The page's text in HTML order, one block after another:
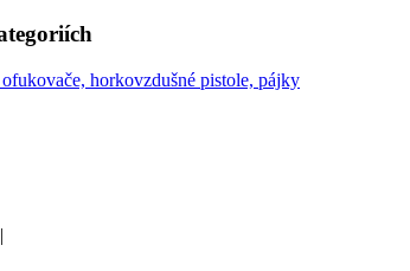
horkovzdušné pistole, pájky
|